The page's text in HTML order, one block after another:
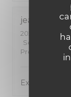
jean-marc B
2026-07-17
-
Servicio
/5
Precio
Excellent